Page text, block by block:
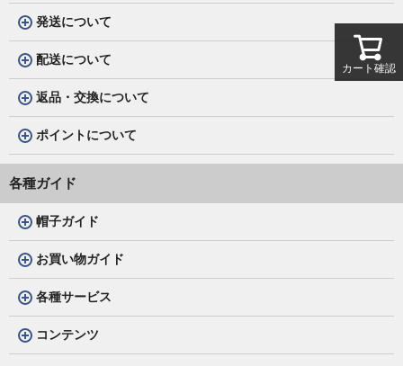
発送について
配送について
返品・交換について
ポイントについて
各種ガイド
帽子ガイド
お買い物ガイド
各種サービス
コンテンツ
カート確認